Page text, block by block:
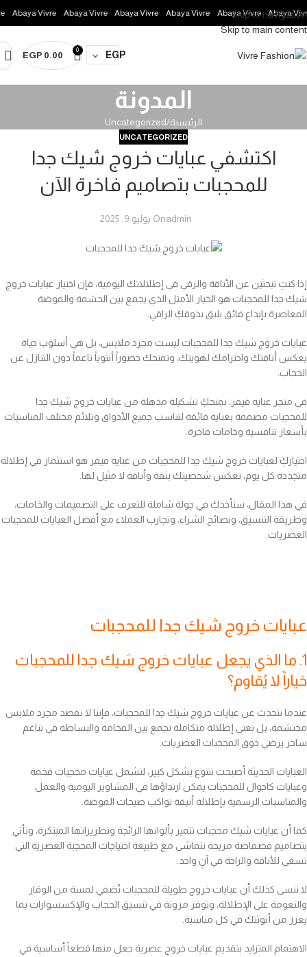
Skip to navigation
Skip to main content
Abaya Vivre Abaya Vivre Abaya Vivre Abaya Vivre Abaya Vivre Abaya Vivre
EGP
0
EGP 0.00
المدونة
الرئيسية Uncategorized
UNCATEGORIZED
اكتشفي عبايات خروج شيك جدا
للمحجبات بتصاميم فاخرة الآن
adminOn يوليو 9, 2025
إذا كنتِ تبحثين عن الأناقة والرقي في إطلالاتك اليومية، فإن اختيار عبايات خروج
شيك جدا للمحجبات هو الخيار الأمثل الذي يجمع بين الحشمة والموضة
المعاصرة بإبداع فائق يليق بذوقكِ الراقي.
عبايات خروج شيك جدا للمحجبات ليست مجرد ملابس، بل هي أسلوب حياة
يعكس أناقتك واحترامك لهويتك، وتمنحك حضوراً أنثوياً ناعماً دون التنازل عن
الحجاب.
في متجر عبايه فيفر، نمنحكِ تشكيلة مذهلة من عبايات خروج شيك جدا
للمحجبات مصممة بعناية فائقة لتناسب جميع الأذواق وتلائم مختلف المناسبات
بأسعار تنافسية وخامات فاخرة.
اختياركِ لعبايات خروج شيك جدا للمحجبات من عبايه فيفر هو استثمار في إطلالة
متجددة كل يوم، تعكس شخصيتك بثقة وأناقة لا مثيل لها.
في هذا المقال، سنأخذكِ في جولة شاملة للتعرف على التصميمات والخامات،
وطريقة التنسيق، ونصائح الشراء، وتجارب العملاء مع أفضل العبايات للمحجبات
العصريات.
عبايات خروج شيك جدا للمحجبات
1. ما الذي يجعل عبايات خروج شيك جدا للمحجبات
خياراً لا يُقاوم؟
عندما نتحدث عن عبايات خروج شيك جدا للمحجبات، فإننا لا نقصد مجرد ملابس
محتشمة، بل نعني إطلالة متكاملة تجمع بين الفخامة والبساطة في تناغم
ساحر يرضي ذوق المحجبات العصريات.
العبايات الحديثة أصبحت تتنوع بشكل كبير، لتشمل عبايات محجبات فخمة
وعبايات كاجوال للمحجبات يمكن ارتداؤها في المشاوير اليومية والعمل
والمناسبات الرسمية بإطلالة أنيقة تواكب صيحات الموضة.
كما أن عبايات شيك محجبات تتميز بألوانها الرائجة وتطريزاتها المبتكرة، وتأتي
بتصاميم فضفاضة مريحة تتماشى مع طبيعة احتياجات المحجبة العصرية التي
تسعى للأناقة والراحة في آنٍ واحد.
لا ننسى كذلك أن عبايات خروج طويلة للمحجبات تُضفي لمسة من الوقار
والنعومة على الإطلالة، وتوفر مرونة في تنسيق الحجاب والإكسسوارات بما
يعزز من أنوثتك في كل مناسبة.
الاهتمام المتزايد بتقديم عبايات خروج عصرية جعل منها قطعاً أساسية في